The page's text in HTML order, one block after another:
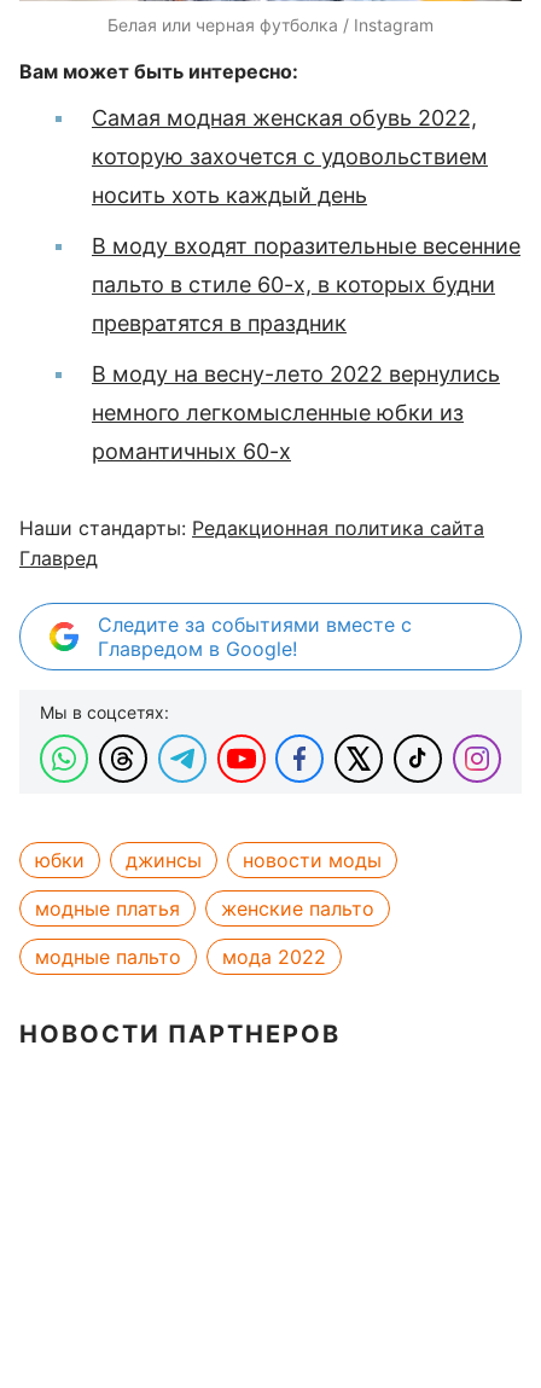
Белая или черная футболка / Instagram
Вам может быть интересно:
Самая модная женская обувь 2022,
которую захочется с удовольствием
носить хоть каждый день
В моду входят поразительные весенние
пальто в стиле 60-х, в которых будни
превратятся в праздник
В моду на весну-лето 2022 вернулись
немного легкомысленные юбки из
романтичных 60-х
Наши стандарты: Редакционная политика сайта
Главред
Следите за событиями вместе с
Главредом в Google!
Мы в соцсетях:
юбки джинсы
новости моды
модные платья
женские пальто
модные пальто
мода 2022
НОВОСТИ ПАРТНЕРОВ